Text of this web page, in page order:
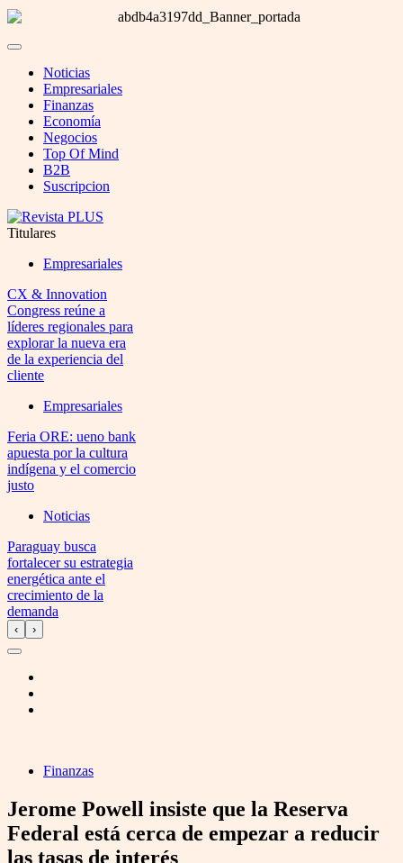
Noticias
Empresariales
Finanzas
Economía
Negocios
Top Of Mind
B2B
Suscripcion
Titulares
Empresariales
CX & Innovation
Congress reúne a
líderes regionales para
explorar la nueva era
de la experiencia del
cliente
Empresariales
Feria ORE: ueno bank
apuesta por la cultura
indígena y el comercio
justo
Noticias
Paraguay busca
fortalecer su estrategia
energética ante el
crecimiento de la
demanda
‹ ›
Finanzas
Jerome Powell insiste que la Reserva
Federal está cerca de empezar a reducir
las tasas de interés